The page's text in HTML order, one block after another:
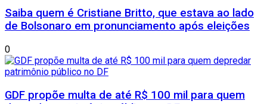
Saiba quem é Cristiane Britto, que estava ao lado
de Bolsonaro em pronunciamento após eleições
0
GDF propõe multa de até R$ 100 mil para quem